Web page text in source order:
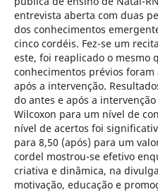
entrevista aberta com duas
dos conhecimentos
cinco cordéis. Fez-se um
este, foi reaplicado o mesmo
conhecimentos prévios
após a intervenção.
do antes e após a
Wilcoxon para um nível de
nível de acertos foi
para 8,50 (após) para um
cordel mostrou-se efetivo
criativa e dinâmica, na
motivação, educação e